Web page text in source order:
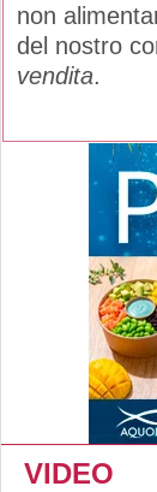
non
del nostro
vendita.
VIDEO